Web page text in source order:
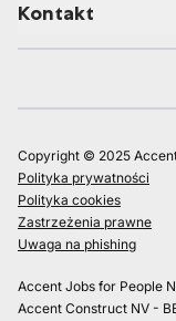
Kontakt
Copyright © 2025
Polityka prywatności
Polityka cookies
Zastrzeżenia prawne
Uwaga na phishing
Accent Jobs for People
Accent Construct NV -